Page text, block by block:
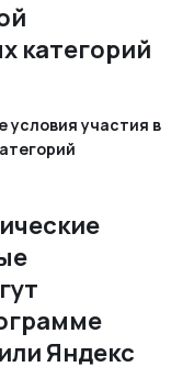
категорий
условия участия в
Яндекс